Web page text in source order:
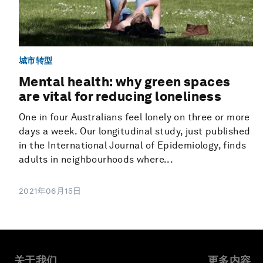
城市转型
Mental health: why green spaces
are vital for reducing loneliness
One in four Australians feel lonely on three or more
days a week. Our longitudinal study, just published
in the International Journal of Epidemiology, finds
adults in neighbourhoods where...
2021年06月15日
关于我们 更多内容